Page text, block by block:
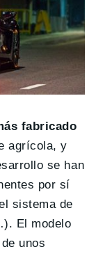
fabricado
agrícola, y
se han
por sí
sistema de
El modelo
unos